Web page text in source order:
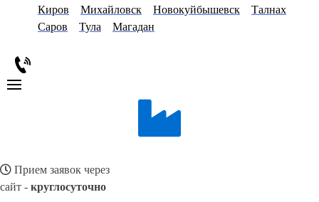
Киров
Михайловск Новокуйбышевск
Талнах
Саров
Тула Магадан
Прием заявок через
сайт - круглосуточно